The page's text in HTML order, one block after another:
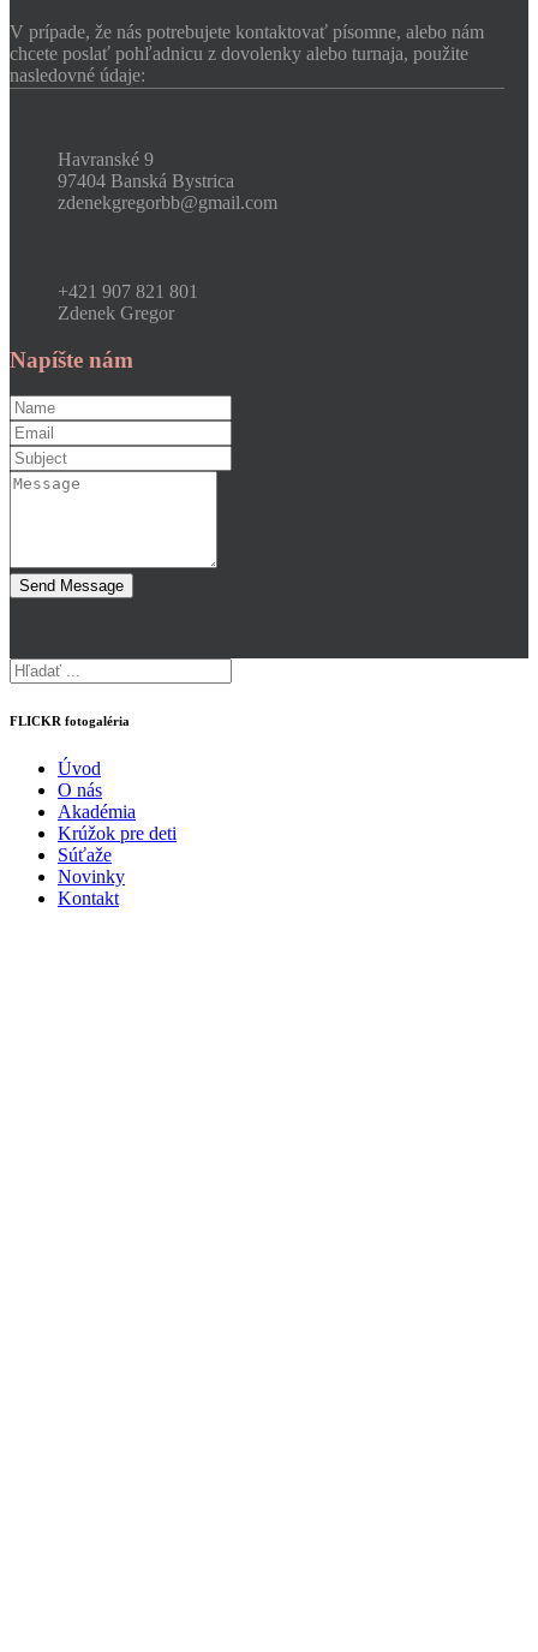
V prípade, že nás potrebujete kontaktovať písomne, alebo nám
chcete poslať pohľadnicu z dovolenky alebo turnaja, použite
nasledovné údaje:
Havranské 9
97404 Banská Bystrica
zdenekgregorbb@gmail.com
+421 907 821 801
Zdenek Gregor
Napíšte nám
Send Message
FLICKR fotogaléria
Úvod
O nás
Akadémia
Krúžok pre deti
Súťaže
Novinky
Kontakt